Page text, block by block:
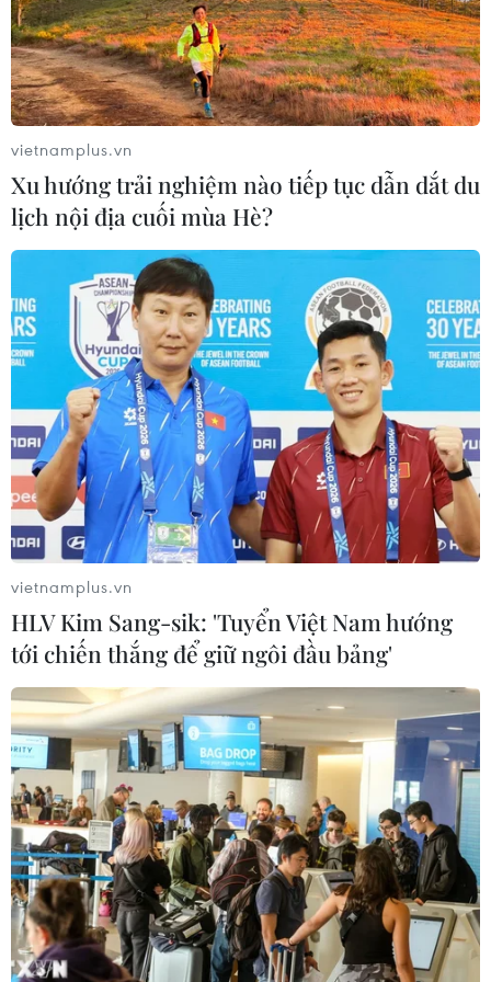
Ca sĩ Chi Dân, người mẫu An
Tây cùng 225 đồng phạm sắp ra hầu
tòa trong chuyên án ma túy khủng
30/07/2026 05:50
Tổng thống Nga lý giải tiến
độ chiến dịch quân sự tại Ukraine
Cục diện chiến sự Nga-
Ukraine ngày càng phức tạp khi Mỹ
cấp phép cho Kiev sản xuất tên lửa
Patriot
29/07/2026 15:31
Tiệm trà sữa mới khai trương
ở Lâm Đồng bốc cháy dữ dội
Mỹ và Iran tiến gần bước đột
phá ngoại giao nhằm khôi phục bản
ghi nhớ
28/07/2026 15:45
Mỹ chưa chấp thuận Israel
đánh mục tiêu năng lượng Iran
28/07/2026 15:33
vietnamplus.vn
Xu hướng trải nghiệm nào tiếp tục dẫn dắt du
lịch nội địa cuối mùa Hè?
vietnamplus.vn
HLV Kim Sang-sik: 'Tuyển Việt Nam hướng
tới chiến thắng để giữ ngôi đầu bảng'